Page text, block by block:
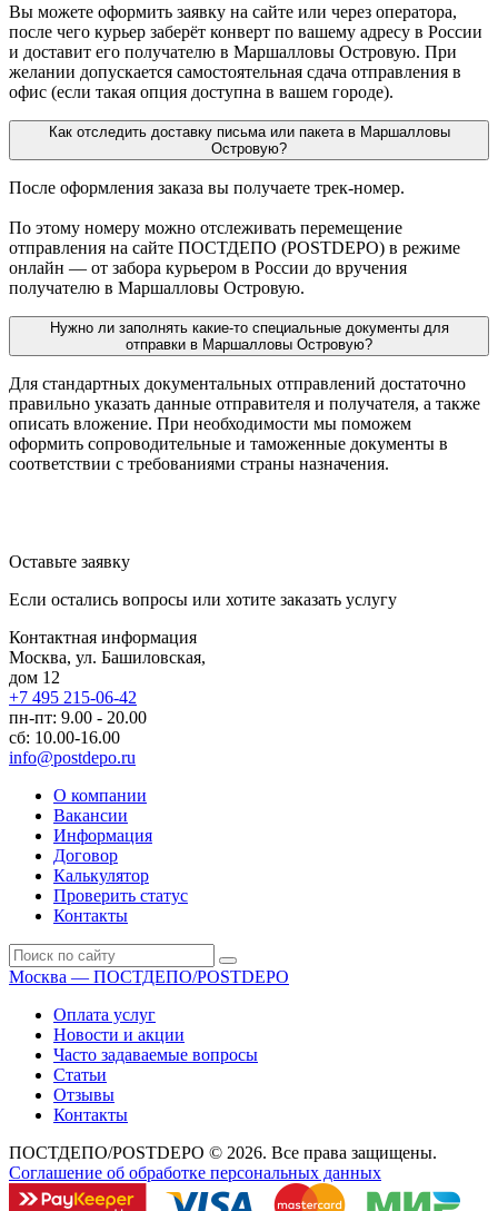
Вы можете оформить заявку на сайте или через оператора,
после чего курьер заберёт конверт по вашему адресу в России
и доставит его получателю в Маршалловы Островую. При
желании допускается самостоятельная сдача отправления в
офис (если такая опция доступна в вашем городе).
Как отследить доставку письма или пакета в Маршалловы
Островую?
После оформления заказа вы получаете трек-номер.
По этому номеру можно отслеживать перемещение
отправления на сайте ПОСТДЕПО (POSTDEPO) в режиме
онлайн — от забора курьером в России до вручения
получателю в Маршалловы Островую.
Нужно ли заполнять какие-то специальные документы для
отправки в Маршалловы Островую?
Для стандартных документальных отправлений достаточно
правильно указать данные отправителя и получателя, а также
описать вложение. При необходимости мы поможем
оформить сопроводительные и таможенные документы в
соответствии с требованиями страны назначения.
Оставьте заявку
Если остались вопросы или хотите заказать услугу
Контактная информация
Москва, ул. Башиловская,
дом 12
+7 495 215-06-42
пн-пт: 9.00 - 20.00
сб: 10.00-16.00
info@postdepo.ru
О компании
Вакансии
Информация
Договор
Калькулятор
Проверить статус
Контакты
Москва — ПОСТДЕПО/POSTDEPO
Оплата услуг
Новости и акции
Часто задаваемые вопросы
Статьи
Отзывы
Контакты
ПОСТДЕПО/POSTDEPO © 2026. Все права защищены.
Соглашение об обработке персональных данных